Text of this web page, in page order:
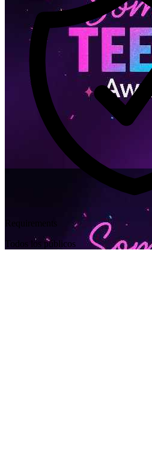
Requirements
Todos los públicos